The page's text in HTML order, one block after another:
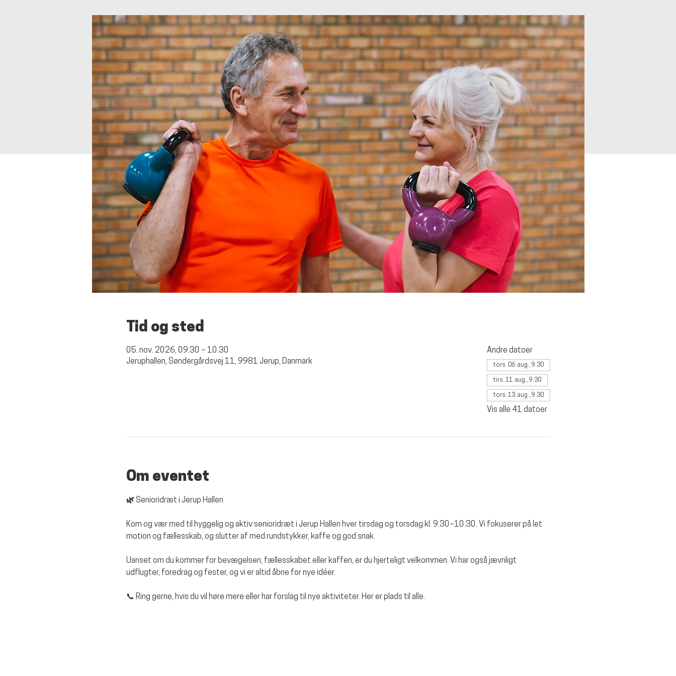
Tid og sted
05. nov. 2026, 09.30 – 10.30
Jeruphallen, Søndergårdsvej 11, 9981 Jerup, Danmark
Andre datoer
tors. 06. aug., 9.30
tirs. 11. aug., 9.30
tors. 13. aug., 9.30
Vis alle 41 datoer
Om eventet
🌿 Senioridræt i Jerup Hallen
Kom og vær med til hyggelig og aktiv senioridræt i Jerup Hallen hver tirsdag og torsdag kl. 9.30–10.30. Vi fokuserer på let
motion og fællesskab, og slutter af med rundstykker, kaffe og god snak.
Uanset om du kommer for bevægelsen, fællesskabet eller kaffen, er du hjerteligt velkommen. Vi har også jævnligt
udflugter, foredrag og fester, og vi er altid åbne for nye idéer.
📞 Ring gerne, hvis du vil høre mere eller har forslag til nye aktiviteter. Her er plads til alle.